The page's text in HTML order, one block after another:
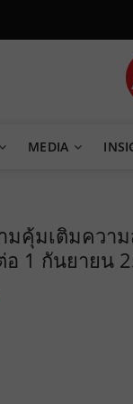
MEDIA
คุ้มเติมควา
อ 1 กันยายน